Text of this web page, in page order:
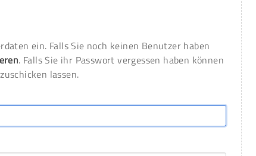
ein. Falls Sie noch keinen Benutzer haben
. Falls Sie ihr Passwort vergessen haben können
zuschicken lassen.